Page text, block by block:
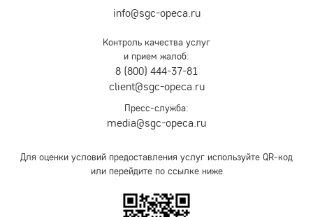
info@sgc-opeca.ru
Контроль качества услуг
и прием жалоб:
8 (800) 444-37-81
client@sgc-opeca.ru
Пресс-служба:
media@sgc-opeca.ru
Для оценки условий предоставления услуг используйте QR-код
или перейдите по ссылке ниже